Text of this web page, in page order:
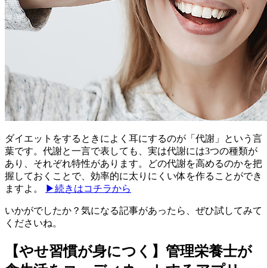
ダイエットをするときによく耳にするのが「代謝」という言
葉です。代謝と一言で表しても、実は代謝には3つの種類が
あり、それぞれ特性があります。どの代謝を高めるのかを把
握しておくことで、効率的に太りにくい体を作ることができ
ますよ。
▶続きはコチラから
いかがでしたか？気になる記事があったら、ぜひ試してみて
くださいね。
【やせ習慣が身につく】管理栄養士が